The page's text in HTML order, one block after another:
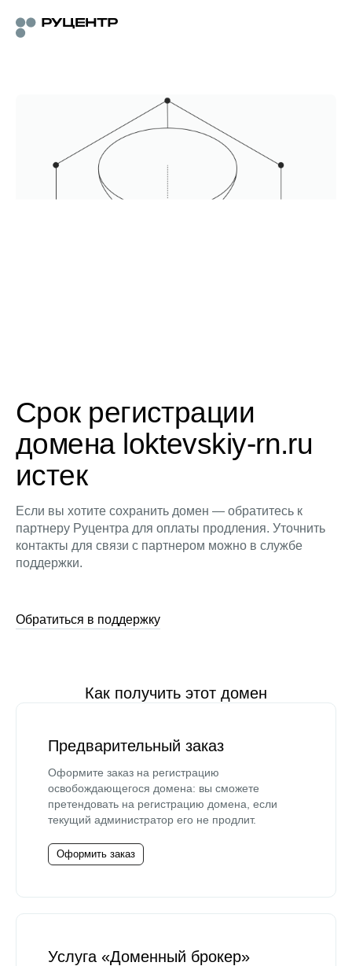
Срок регистрации
домена loktevskiy-rn.ru
истек
Если вы хотите сохранить домен — обратитесь к
партнеру Руцентра для оплаты продления. Уточнить
контакты для связи с партнером можно в службе
поддержки.
Обратиться в поддержку
Как получить этот домен
Предварительный заказ
Оформите заказ на регистрацию
освобождающегося домена: вы сможете
претендовать на регистрацию домена, если
текущий администратор его не продлит.
Оформить заказ
Услуга «Доменный брокер»